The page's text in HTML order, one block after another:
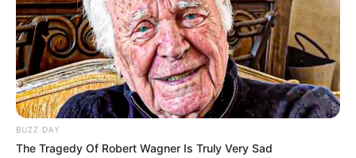
BUZZ DAY
The Tragedy Of Robert Wagner Is Truly Very Sad